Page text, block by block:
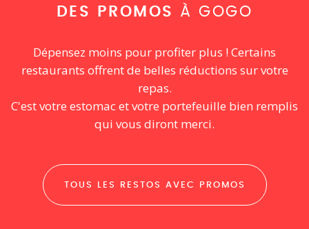
DES PROMOS À GOGO
Dépensez moins pour profiter plus ! Certains
restaurants offrent de belles réductions sur votre
repas.
C'est votre estomac et votre portefeuille bien remplis
qui vous diront merci.
TOUS LES RESTOS AVEC PROMOS